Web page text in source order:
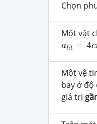
Chọn
Một vật
aht = 4c
aht =4c
Một vệ
bay ở độ
giá trị